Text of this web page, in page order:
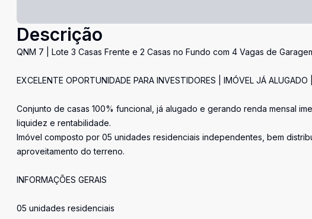
Descrição
QNM 7 | Lote 3 Casas Frente e 2 Casas no Fundo com 4 Vagas de
EXCELENTE OPORTUNIDADE PARA INVESTIDORES | IMÓVEL JÁ ALUGADO
Conjunto de casas 100% funcional, já alugado e gerando renda mensal
liquidez e rentabilidade.
Imóvel composto por 05 unidades residenciais independentes, bem
aproveitamento do terreno.
INFORMAÇÕES GERAIS
05 unidades residenciais